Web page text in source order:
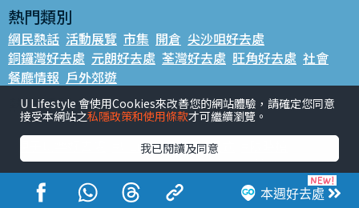
本週好去處
熱門類別
網民熱話 活動展覽 市集 開倉 尖沙咀好去處
銅鑼灣好去處 元朗好去處 荃灣好去處 旺角好去處 社會
餐廳情報 戶外郊遊
熱門標籤
#UGO搵好去處 #人氣活動推介 #美食社群熱話
#ULifestyle應用程式
#UJetso禮物放送 #ULifestyle商戶中心 #著數 #網絡熱話
香港經濟日報版權所有©2026
U Lifestyle 會使用Cookies來改善您的網站體驗，請確定您同意
接受本網站之私隱政策和使用條款才可繼續瀏覽。
我已閱讀及同意